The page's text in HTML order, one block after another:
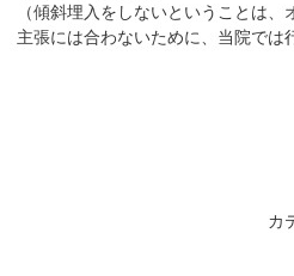
（傾斜埋入をしないということは
主張には合わないために、当院では
カ